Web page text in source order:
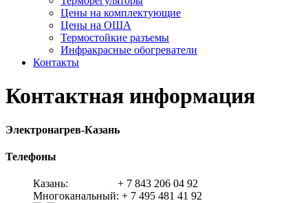
Цены на комплектующие
Цены на ОША
Термостойкие разъемы
Инфракрасные обогреватели
Контакты
Контактная информация
Электронагрев-Казань
Телефоны
Казань: + 7 843 206 04 92
Многоканальный: + 7 495 481 41 92